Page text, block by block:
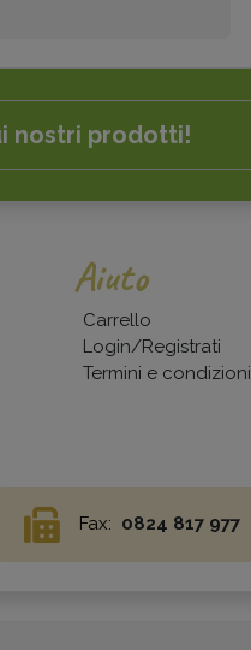
nostri prodotti!
Aiuto
Carrello
Login/Registrati
Termini e condizioni
Fax: 0824 817 977